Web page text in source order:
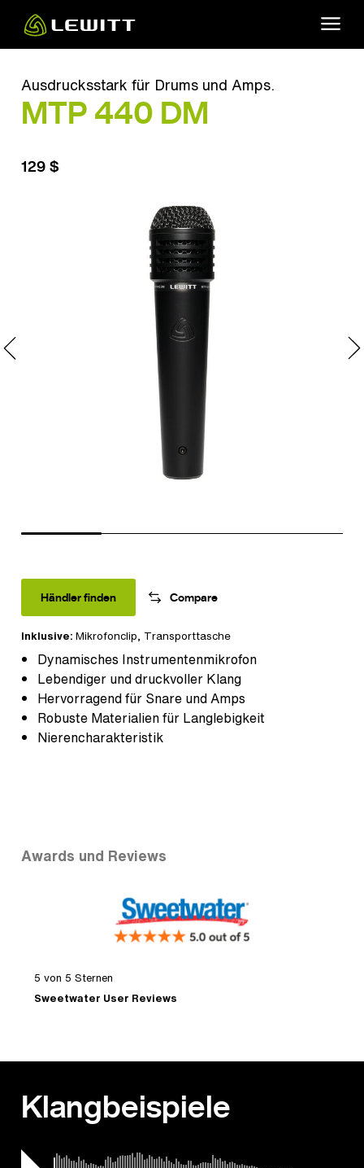
main
Ausdrucksstark für Drums und Amps.
MTP 440 DM
Dynamisches Instrumentenmikrofon
Lebendiger und druckvoller Klang
Hervorragend für Snare und Amps
Robuste Materialien für Langlebigkeit
Nierencharakteristik
Inklusive: Mikrofonclip, Transporttasche
129 $
Händler finden Compare
Awards und Reviews
5 von 5 Sternen
Sweetwater User Reviews
Klangbeispiele